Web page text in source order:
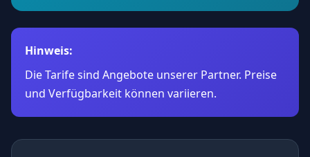
Hinweis:
Die Tarife sind Angebote unserer Partner. Preise
und Verfügbarkeit können variieren.